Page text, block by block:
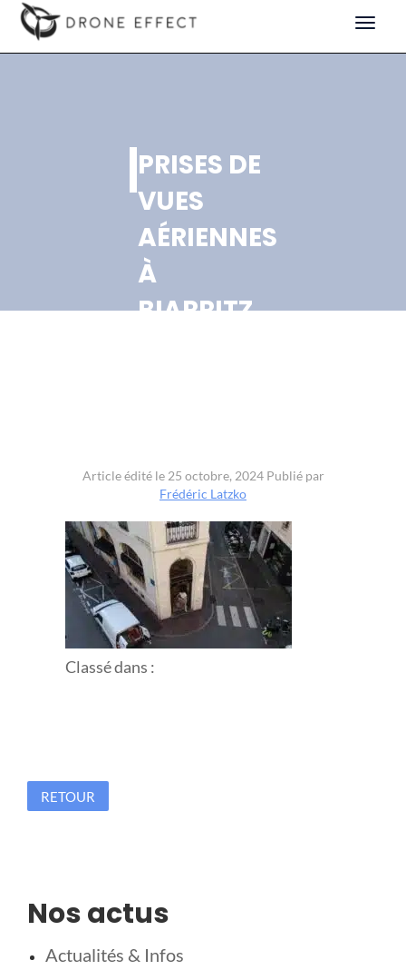
Toggle
PRISES DE
VUES
AÉRIENNES
À
BIARRITZ
Article édité le 25 octobre, 2024 Publié par
Frédéric Latzko
Classé dans :
RETOUR
Nos actus
Actualités & Infos